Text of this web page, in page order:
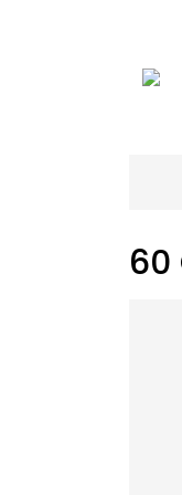
60